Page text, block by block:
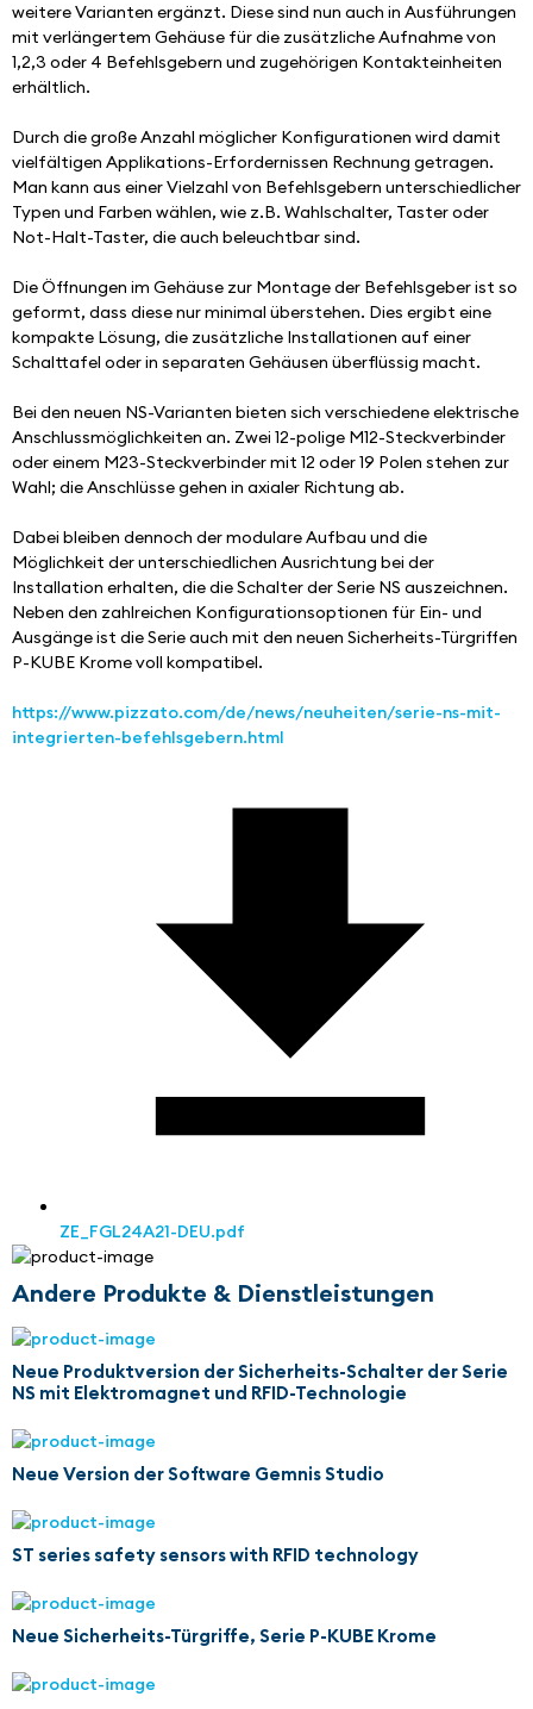
weitere Varianten ergänzt. Diese sind nun auch in Ausführungen
mit verlängertem Gehäuse für die zusätzliche Aufnahme von
1,2,3 oder 4 Befehlsgebern und zugehörigen Kontakteinheiten
erhältlich.
Durch die große Anzahl möglicher Konfigurationen wird damit
vielfältigen Applikations-Erfordernissen Rechnung getragen.
Man kann aus einer Vielzahl von Befehlsgebern unterschiedlicher
Typen und Farben wählen, wie z.B. Wahlschalter, Taster oder
Not-Halt-Taster, die auch beleuchtbar sind.
Die Öffnungen im Gehäuse zur Montage der Befehlsgeber ist so
geformt, dass diese nur minimal überstehen. Dies ergibt eine
kompakte Lösung, die zusätzliche Installationen auf einer
Schalttafel oder in separaten Gehäusen überflüssig macht.
Bei den neuen NS-Varianten bieten sich verschiedene elektrische
Anschlussmöglichkeiten an. Zwei 12-polige M12-Steckverbinder
oder einem M23-Steckverbinder mit 12 oder 19 Polen stehen zur
Wahl; die Anschlüsse gehen in axialer Richtung ab.
Dabei bleiben dennoch der modulare Aufbau und die
Möglichkeit der unterschiedlichen Ausrichtung bei der
Installation erhalten, die die Schalter der Serie NS auszeichnen.
Neben den zahlreichen Konfigurationsoptionen für Ein- und
Ausgänge ist die Serie auch mit den neuen Sicherheits-Türgriffen
P-KUBE Krome voll kompatibel.
https://www.pizzato.com/de/news/neuheiten/serie-ns-mit-
integrierten-befehlsgebern.html
ZE_FGL24A21-DEU.pdf
Andere Produkte & Dienstleistungen
Neue Produktversion der Sicherheits-Schalter der Serie
NS mit Elektromagnet und RFID-Technologie
Neue Version der Software Gemnis Studio
ST series safety sensors with RFID technology
Neue Sicherheits-Türgriffe, Serie P-KUBE Krome